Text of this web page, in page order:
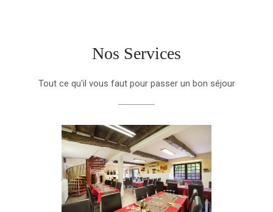
Nos Services
Tout ce qu'il vous faut pour passer un bon séjour